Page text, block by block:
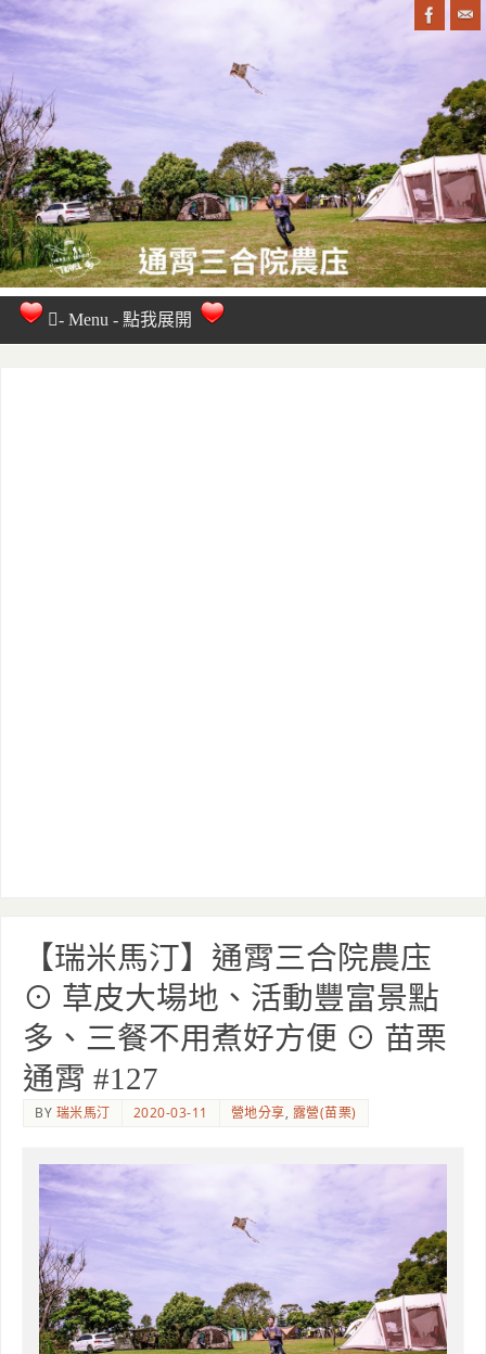
【瑞米馬汀】通霄三合院農庒
⊙ 草皮大場地、活動豐富景點
多、三餐不用煮好方便 ⊙ 苗栗
通霄 #127
BY 瑞米馬汀 2020-03-11 營地分享, 露營(苗栗)